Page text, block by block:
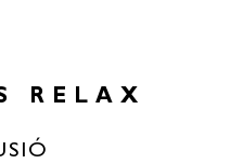
RELAX